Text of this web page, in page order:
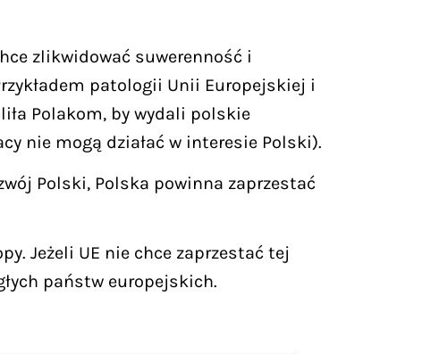
zlikwidować suwerenność i
patologii Unii Europejskiej i
Polakom, by wydali polskie
nie mogą działać w interesie Polski).
Polski, Polska powinna zaprzestać
Jeżeli UE nie chce zaprzestać tej
państw europejskich.